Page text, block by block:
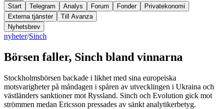
Start Telegram Analys Forum Fonder
Privatekonomi
Externa tjänster
Till Avanza
Nyhetsbrev
nyheter/Sinch
Börsen faller, Sinch bland vinnarna
Stockholmsbörsen backade i likhet med sina europeiska
motsvarigheter på måndagen i spåren av utvecklingen i Ukraina och
västländers sanktioner mot Ryssland. Sinch och Evolution gick mot
strömmen medan Ericsson pressades av sänkt analytikerbetyg.